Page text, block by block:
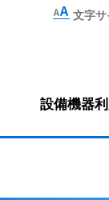
文字
設備機器